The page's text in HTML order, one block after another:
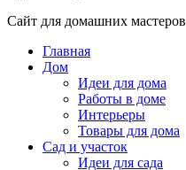
Сайт для домашних мастеров
Главная
Дом
Идеи для дома
Работы в доме
Интерьеры
Товары для дома
Сад и участок
Идеи для сада